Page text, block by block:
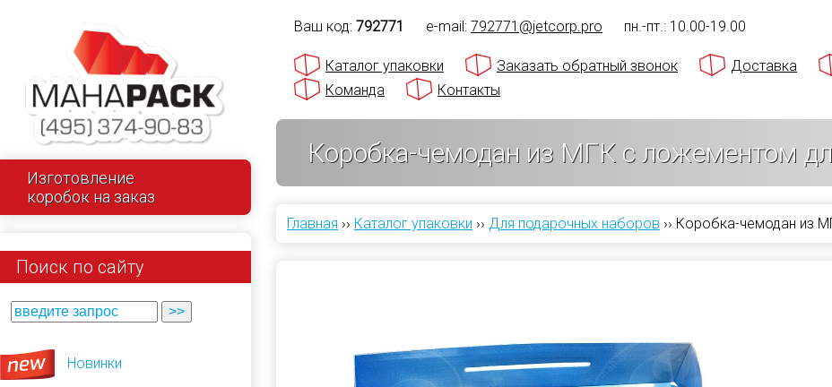
Изготовление
коробок на заказ
Поиск по сайту
Новинки
Ваш код: 792771 e-mail: 792771@jetcorp.pro пн.-пт.: 10.00-19.00
Каталог упаковки Заказать обратный звонок Доставка
Команда
Контакты
Коробка-чемодан из МГК с ложементом
Главная ›› Каталог упаковки ›› Для подарочных наборов ›› Коробка-чемодан из